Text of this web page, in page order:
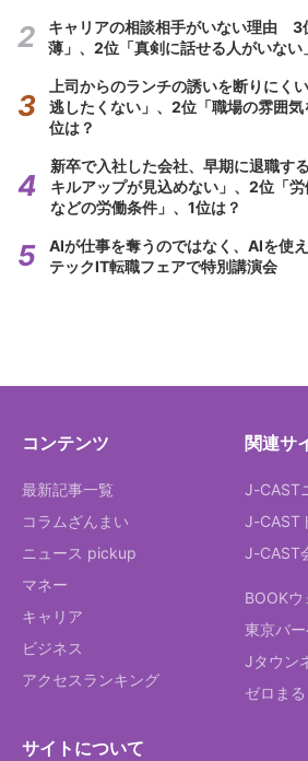
キャリアの相談相手がいない理由 3
薄」、2位「真剣に話せる人がいない
上司からのランチの誘いを断りに
逃したくない」、2位「職場の雰囲
位は？
新卒で入社した会社、早期に退職
キルアップが見込めない」、2位「
などの労働条件」、1位は？
AIが仕事を奪うのではなく、AIを使
テックIT転職フェアで特別講演会
コンテンツ
最新記事一覧
コラムざんまい
ニュース pickup
マネー
キャリア
ビジネス
アクセスランキング
関連サ
J-CAST
J-CAST
J-CAST
BOOKウ
東京バ
Jタウン
ゼロまる
サイトについて